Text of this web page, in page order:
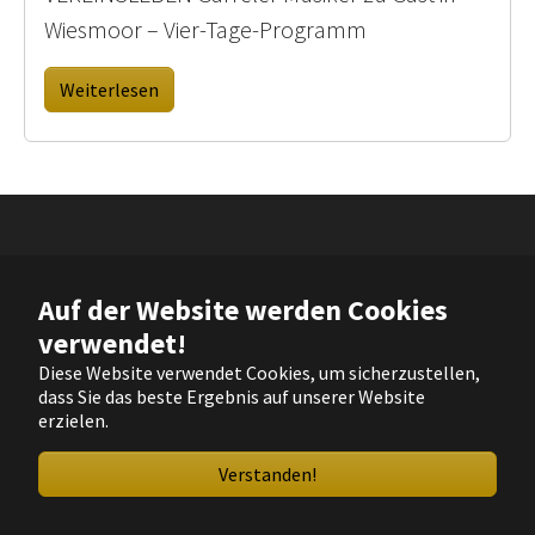
Auf der Website werden Cookies
verwendet!
Diese Website verwendet Cookies, um sicherzustellen,
dass Sie das beste Ergebnis auf unserer Website
erzielen.
Verstanden!
Wiesmoor – Vier-Tage-Programm
Weiterlesen
Datenschutz
YouTubeInstagramFacebook